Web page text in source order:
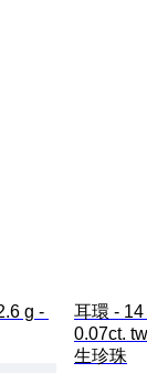
g -
耳環 -
0.07ct.
生珍珠